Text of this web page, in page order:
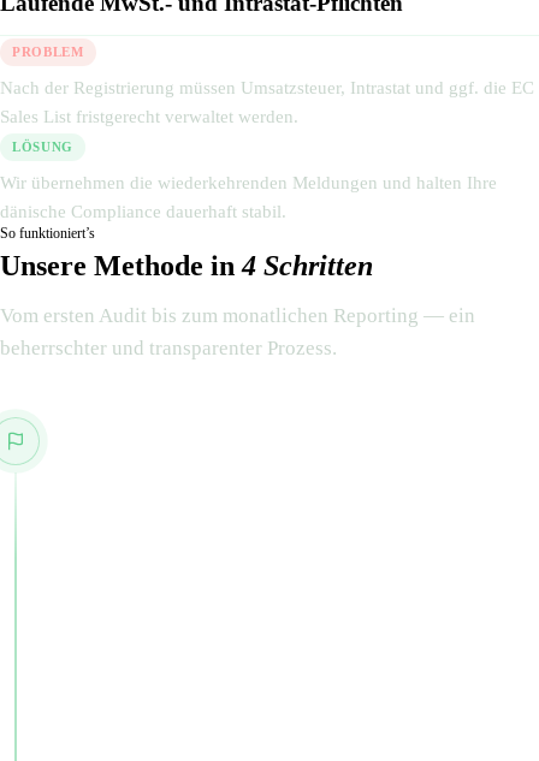
PROBLEM
Nach der Registrierung müssen Umsatzsteuer, Intrastat und ggf. die EC
Sales List fristgerecht verwaltet werden.
LÖSUNG
Wir übernehmen die wiederkehrenden Meldungen und halten Ihre
dänische Compliance dauerhaft stabil.
So funktioniert’s
Unsere Methode in4 Schritten
Vom ersten Audit bis zum monatlichen Reporting — ein
beherrschter und transparenter Prozess.